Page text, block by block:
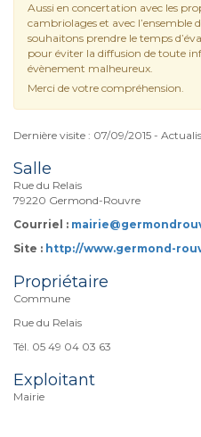
Aussi en concertation avec les
cambriolages et avec l’ensemble
souhaitons prendre le temps
pour éviter la diffusion de toute
évènement malheureux.
Merci de votre compréhension.
Dernière visite : 07/09/2015 -
Salle
Rue du Relais
79220 Germond-Rouvre
Courriel :
Site : http://www.germond-
Propriétaire
Commune
Rue du Relais
Tél. 05 49 04 03 63
Exploitant
Mairie